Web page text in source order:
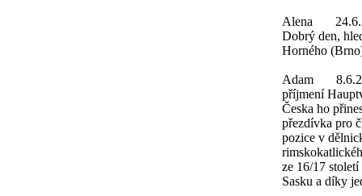
Alena
Dobrý den,
Horného
Adam
příjmení
Česka ho
přezdívka pro
pozice v
ze 16/17
Sasku a díky